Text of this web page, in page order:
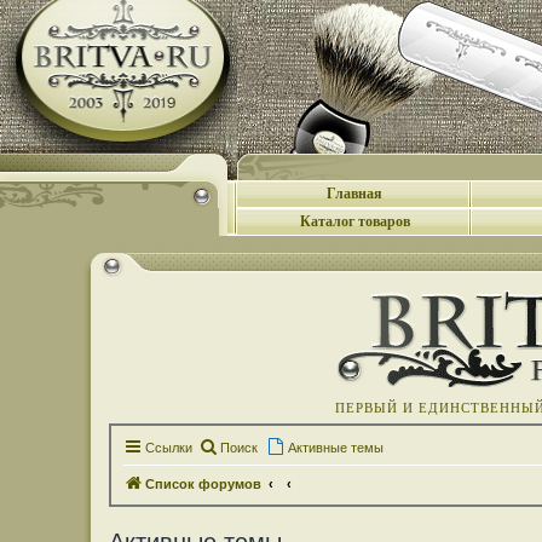
Главная
Каталог товаров
ПЕРВЫЙ И
Ссылки Поиск Активные темы
Список форумов